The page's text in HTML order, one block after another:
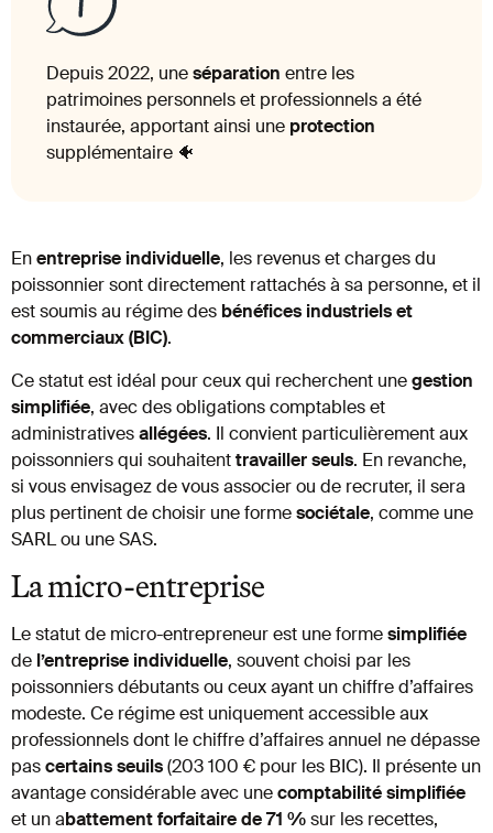
Depuis 2022, uneséparation entre les
patrimoines personnels et professionnels a été
instaurée, apportant ainsi une protection
supplémentaire 🐠
Enentreprise individuelle, les revenus et charges du
poissonnier sont directement rattachés à sa personne, et il
est soumis au régime des bénéfices industriels et
commerciaux (BIC).
Ce statut est idéal pour ceux qui recherchent unegestion
simplifiée, avec des obligations comptables et
administrativesallégées. Il convient particulièrement aux
poissonniers qui souhaitenttravaillerseuls. En revanche,
si vous envisagez de vous associer ou de recruter, il sera
plus pertinent de choisir une formesociétale, comme une
SARL ou une SAS.
La micro-entreprise
Le statut de micro-entrepreneur est une formesimplifiée
de l’entreprise individuelle, souvent choisi par les
poissonniers débutants ou ceux ayant un chiffre d’affaires
modeste. Ce régime est uniquement accessible aux
professionnels dont le chiffre d’affaires annuel ne dépasse
pascertainsseuils(203 100 € pour les BIC). Il présente un
avantage considérable avec unecomptabilitésimplifiée
et un abattement forfaitaire de 71 %sur les recettes,